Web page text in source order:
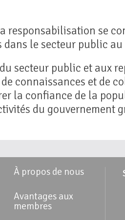
responsabilisation se
le secteur public au
secteur public et aux
connaissances et de
la confiance de la
du gouvernement
À propos de nous
Avantages aux
membres